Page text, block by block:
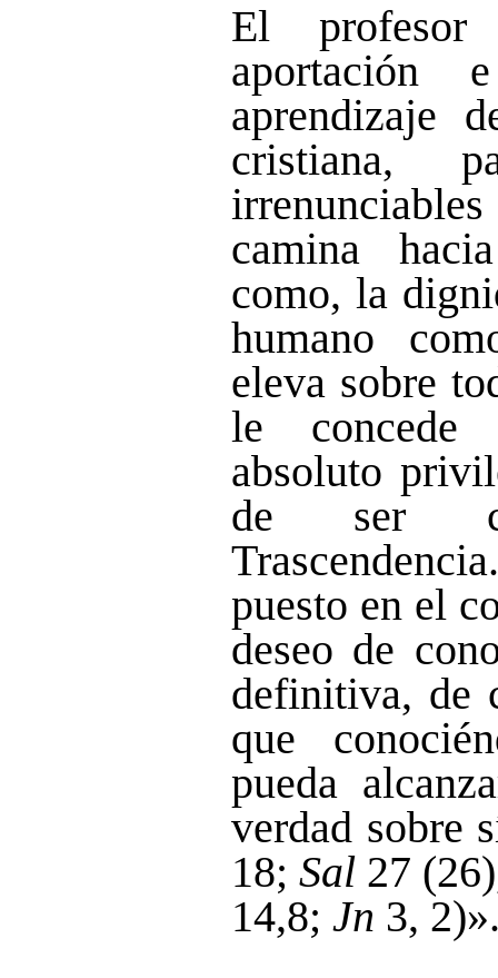
El
aportación
aprendizaje
cristiana,
camina
como, la
humano
eleva sobre
le concede
absoluto
de ser
puesto en el
deseo de
definitiva, de
que
pueda
verdad sobre
18; Sal 27
14,8; Jn 3,